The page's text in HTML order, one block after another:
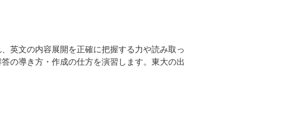
英文の内容展開を正確に把握する力や読み取っ
の導き方・作成の仕方を演習します。東大の出